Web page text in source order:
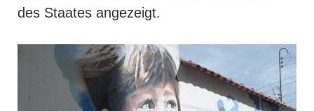
des Staates angezeigt.